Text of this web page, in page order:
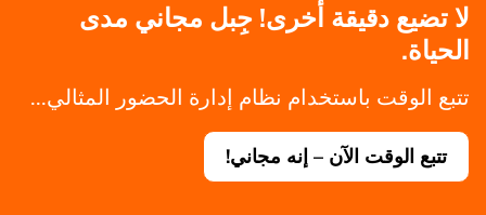
لا تضيع دقيقة أخرى! جِبل مجاني مدى
الحياة.
تتبع الوقت باستخدام نظام إدارة الحضور المثالي...
تتبع الوقت الآن – إنه مجاني!